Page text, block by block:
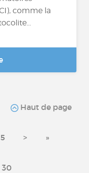
comme la
Haut de page
5 > »
30